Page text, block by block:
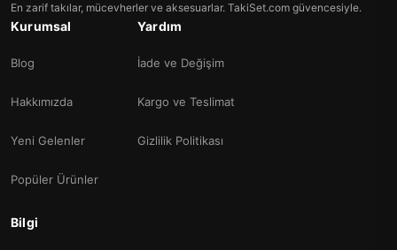
En zarif takılar, mücevherler ve aksesuarlar. TakiSet.com güvencesiyle.
Kurumsal
Blog
Hakkımızda
Yeni Gelenler
Popüler Ürünler
Yardım
İade ve Değişim
Kargo ve Teslimat
Gizlilik Politikası
Bilgi